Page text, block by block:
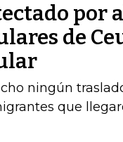
por
de
ningún
que